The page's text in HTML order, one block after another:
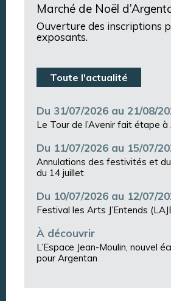
Marché de Noël
Ouverture des inscriptions
exposants.
Toute l'actualité
Du 31/07/2026 au 21/08/
Le Tour de l’Avenir fait étape
Du 11/07/2026 au 15/07/
Annulations des festivités et
du 14 juillet
Du 10/07/2026 au 12/07/
Festival les Arts J’Entends
À découvrir
L’Espace Jean-Moulin, nouvel
pour Argentan